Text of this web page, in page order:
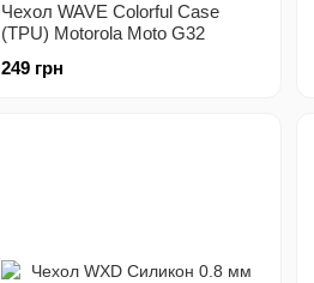
Чехол WAVE Colorful Case
(TPU) Motorola Moto G32
249 грн